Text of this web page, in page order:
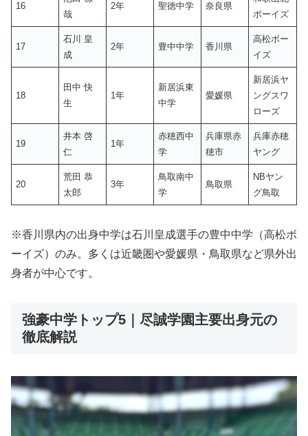
16
哉
2年 聖徳中学 奈良県
ボーイズ
17
石川 皇
成
2年 豊中中学 香川県
高松ボー
イズ
18
田中 快
生
1年
新居浜東
中学
愛媛県
新居浜ヤ
ングスワ
ローズ
19
井本 啓
仁
1年
赤穂西中
学
兵庫県赤
穂市
兵庫赤穂
ヤング
20
荒田 恭
太郎
3年
鳥取南中
学
鳥取県
NBヤン
グ鳥取
※香川県内の出身中学は石川皇成選手の豊中中学（高松ボ
ーイズ）のみ。多くは近畿圏や愛媛県・鳥取県など県外出
身者が中心です。
強豪中学トップ5｜尽誠学園主要出身元の
徹底解説